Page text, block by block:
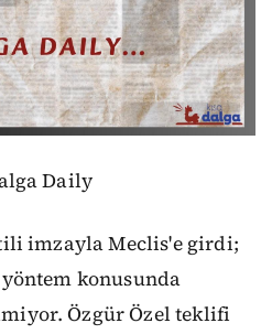
Daily
imzayla Meclis'e girdi;
konusunda
Özgür Özel teklifi